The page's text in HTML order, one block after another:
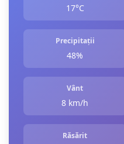
17°C
Precipitații
48%
Vânt
8 km/h
Răsărit